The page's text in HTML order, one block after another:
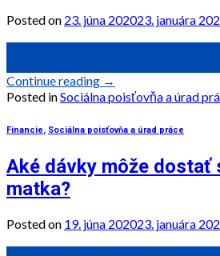
Posted on 23. júna 202023. januára
Continue reading →
Posted inSociálna poisťovňa a úrad
Financie, Sociálna poisťovňa a úrad práce
Aké dávky môže dostať
matka?
Posted on 19. júna 202023. januára